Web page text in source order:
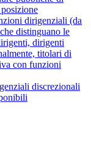
dirigenziali (da
distinguano le
dirigenti
titolari di
con funzioni
discrezionali